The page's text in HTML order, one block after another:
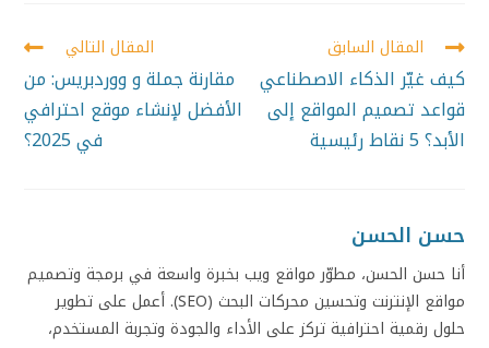
المقال السابق
كيف غيّر الذكاء الاصطناعي
قواعد تصميم المواقع إلى
الأبد؟ 5 نقاط رئيسية
المقال التالي
مقارنة جملة و ووردبريس: من
الأفضل لإنشاء موقع احترافي
في 2025؟
حسن الحسن
أنا حسن الحسن، مطوّر مواقع ويب بخبرة واسعة في برمجة وتصميم
مواقع الإنترنت وتحسين محركات البحث (SEO). أعمل على تطوير
حلول رقمية احترافية تركز على الأداء والجودة وتجربة المستخدم،